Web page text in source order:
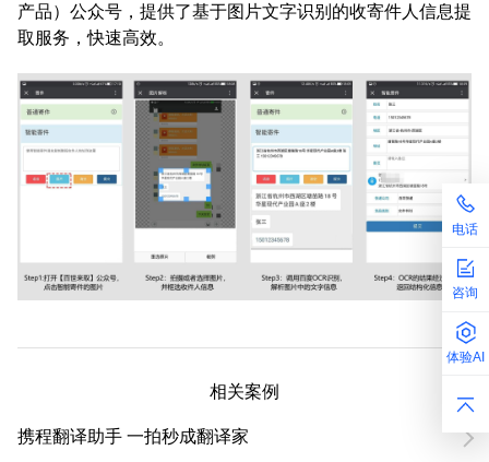
产品）公众号，提供了基于图片文字识别的收寄件人信息提
取服务，快速高效。
相关案例
携程翻译助手 一拍秒成翻译家
电话
咨询
体验AI